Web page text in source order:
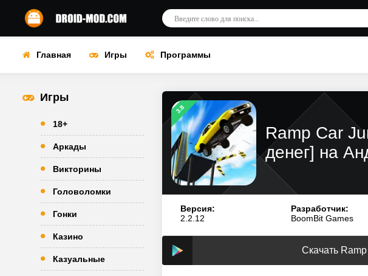
Главная Игры Программы
Игры
18+
Аркады
Викторины
Головоломки
Гонки
Казино
Казуальные
3.8
Ramp Car
денег] на
Версия:
2.2.12
Разработчик:
BoomBit Games
Скачать